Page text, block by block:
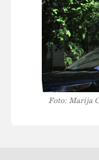
Foto: Marija